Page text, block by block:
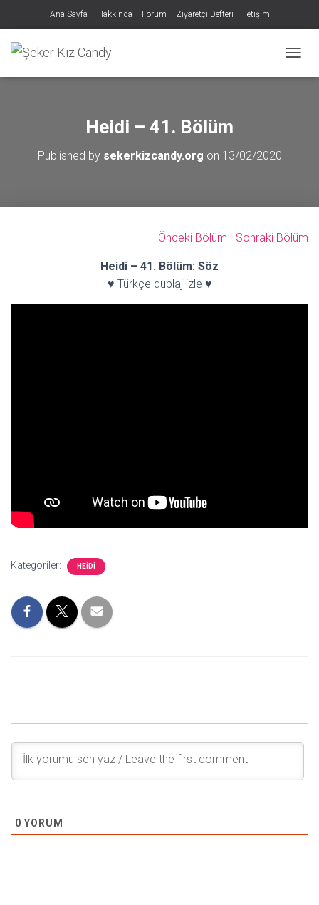
Ana Sayfa Hakkında Forum Ziyaretçi Defteri İletişim
Heidi – 41. Bölüm
Published by sekerkizcandy.org on 13/02/2020
Önceki Bölüm Sonraki Bölüm
Heidi – 41. Bölüm: Söz
♥ Türkçe dublaj izle ♥
Kategoriler: HEIDI
0 YORUM